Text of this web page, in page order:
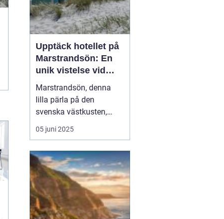
Upptäck hotellet på
Marstrandsön: En
unik vistelse vid
kusten
Marstrandsön, denna
lilla pärla på den
svenska västkusten,
lockar besökare från när
och fjärran med sin rika
omgivningar. När man
planerar ett besök hit,
spelar valet av...
05 juni 2025